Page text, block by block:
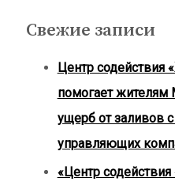
Свежие записи
Центр
помогает
ущерб от заливов
управляющих
«Центр